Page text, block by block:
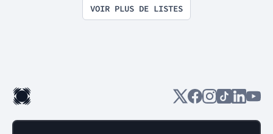
VOIR PLUS DE LISTES